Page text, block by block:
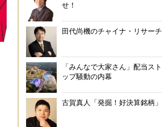
せ！
田代尚機のチャイナ・リサーチ
「みんなで大家さん」配当スト
ップ騒動の内幕
古賀真人「発掘！好決算銘柄」